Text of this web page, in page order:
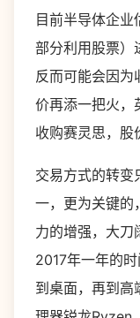
目前半导体企
部分利用股票）
反而可能会因为
价再添一把火，
收购赛灵思，股
交易方式的转变
一，更为关键的
力的增强，大刀
2017年一年的
到桌面，再到高